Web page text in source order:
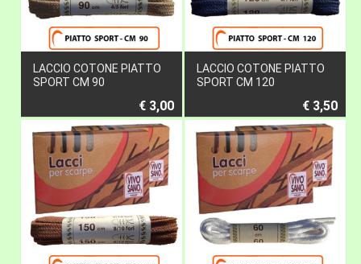
LACCIO COTONE PIATTO
SPORT CM 90
€ 3,00
LACCIO COTONE PIATTO
SPORT CM 120
€ 3,50